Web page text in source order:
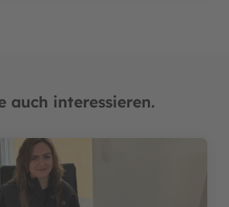
auch interessieren.